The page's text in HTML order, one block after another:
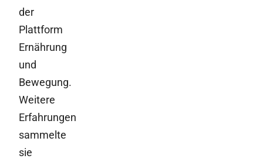
der
Plattform
Ernährung
und
Bewegung.
Weitere
Erfahrungen
sammelte
sie